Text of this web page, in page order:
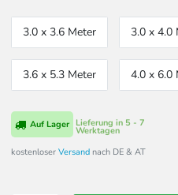
3.0 x 3.6 Meter 3.0 x 4.0
3.6 x 5.3 Meter 4.0 x 6.0
Lieferung in 5 - 7
Werktagen
Auf Lager
kostenloser Versand nach DE & AT